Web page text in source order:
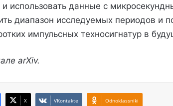
использовать данные с
диапазон исследуемых периодов и
импульсных техносигнатур в
arXiv.
X VKontakte Odnoklassniki